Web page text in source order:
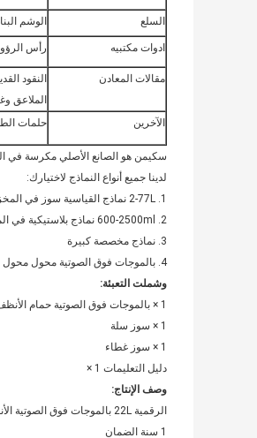
السلع الوشم
ادوات مكتبيه رأس
مقالات المعادن
النقود
الملاعق
الآخرين
حلمات
سكيمن هو الصانع الأصلي مكرسة في
لدينا جميع أنواع النماذج لاختيارك:
1. 2-77L نماذج القياسية سوز في المخزون
2. 600-2500ml نماذج بلاستيكية في المخزون
3. نماذج مخصصة كبيرة
4. بالموجات فوق الصوتية محول محول حزمة والمولد
وشملت التعبئة:
1 × بالموجات فوق الصوتية حمام الأنظف
1 × سوز سلة
1 × سوز غطاء
دليل التعليمات 1 ×
وصف الإنتاج:
الرقمية 22L بالموجات فوق الصوتية الأنظف جب-080S
1 سنة الضمان